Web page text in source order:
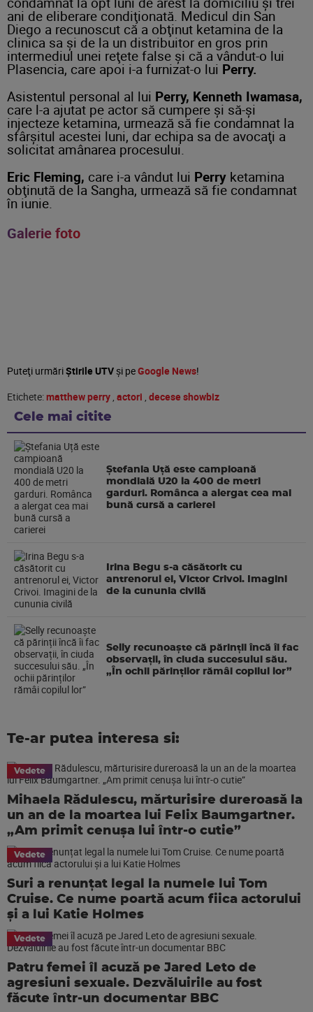
ani de eliberare condiţionată. Medicul din San
Diego a recunoscut că a obţinut ketamina de la
clinica sa şi de la un distribuitor en gros prin
intermediul unei reţete false şi că a vândut-o lui
Plasencia, care apoi i-a furnizat-o lui Perry.
Asistentul personal al lui Perry, Kenneth Iwamasa,
care l-a ajutat pe actor să cumpere şi să-şi
injecteze ketamina, urmează să fie condamnat la
sfârşitul acestei luni, dar echipa sa de avocaţi a
solicitat amânarea procesului.
Eric Fleming, care i-a vândut lui Perry ketamina
obţinută de la Sangha, urmează să fie condamnat
în iunie.
Galerie foto
Puteţi urmăriȘtirile UTVşi peGoogle News!
Etichete:matthew perry , actori , decese showbiz
Cele mai citite
Ștefania Uță este campioană
mondială U20 la 400 de metri
garduri. Românca a alergat cea mai
bună cursă a carierei
Irina Begu s-a căsătorit cu
antrenorul ei, Victor Crivoi. Imagini
de la cununia civilă
Selly recunoaște că părinții încă îi fac
observații, în ciuda succesului său.
„În ochii părinților rămâi copilul lor”
Te-ar putea interesa si:
Vedete
Mihaela Rădulescu, mărturisire dureroasă la
un an de la moartea lui Felix Baumgartner.
„Am primit cenușa lui într-o cutie”
Vedete
Suri a renunțat legal la numele lui Tom
Cruise. Ce nume poartă acum fiica actorului
și a lui Katie Holmes
Vedete
Patru femei îl acuză pe Jared Leto de
agresiuni sexuale. Dezvăluirile au fost
făcute într-un documentar BBC